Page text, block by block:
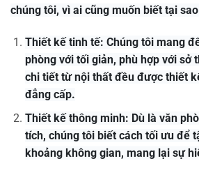
chúng tôi, vì ai cũng muốn biết tại
Thiết kế tinh tế: Chúng tôi mang
phòng với tối giản, phù hợp với sở
chi tiết từ nội thất đều được thiết
đẳng cấp.
Thiết kế thông minh: Dù là văn
tích, chúng tôi biết cách tối ưu để
khoảng không gian, mang lại sự